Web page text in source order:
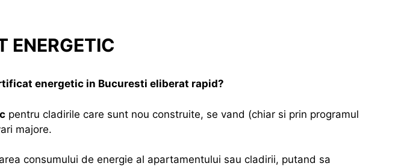
ENERGETIC
energetic in Bucuresti eliberat rapid?
pentru cladirile care sunt nou construite, se vand (chiar si prin programul
majore.
consumului de energie al apartamentului sau cladirii, putand sa